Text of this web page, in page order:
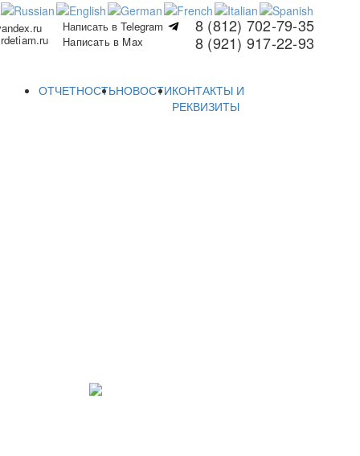
Написать в Telegram
Написать в Max
8 (812) 702-79-35
8 (921) 917-22-93
ОТЧЕТНОСТЬНОВОСТИКОНТАКТЫ И
РЕКВИЗИТЫ